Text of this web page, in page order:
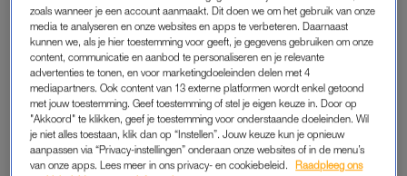
In Hey Expert gaat LINDA.meiden redacteur Gaby in
gesprek met experts vanuit verschillende vakgebieden, als
aanvulling op onze online dossiers.
Deze keer is Floor Dubbeling aangeschoven om het te
hebben over seksueel geweld en wat je kunt doen als dit je
overkomt. Gaby en Floor behandelen verschillende
ingestuurde verhalen van lezers en geven advies over
zoals wanneer je een account aanmaakt. Dit doen we om het gebruik van onze
media te analyseren en onze websites en apps te verbeteren. Daarnaast
kunnen we, als je hier toestemming voor geeft, je gegevens gebruiken om onze
content, communicatie en aanbod te personaliseren en je relevante
advertenties te tonen, en voor marketingdoeleinden delen met 4
mediapartners. Ook content van 13 externe platformen wordt enkel getoond
met jouw toestemming. Geef toestemming of stel je eigen keuze in. Door op
"Akkoord" te klikken, geef je toestemming voor onderstaande doeleinden. Wil
je niet alles toestaan, klik dan op “Instellen”. Jouw keuze kun je opnieuw
aanpassen via “Privacy-instellingen” onderaan onze websites of in de menu’s
van onze apps. Lees meer in ons privacy- en cookiebeleid.
Raadpleeg ons